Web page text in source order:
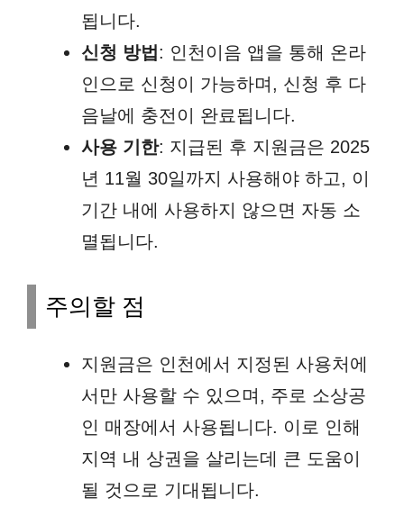
됩니다.
신청 방법: 인천이음 앱을 통해 온라
인으로 신청이 가능하며, 신청 후 다
음날에 충전이 완료됩니다.
사용 기한: 지급된 후 지원금은 2025
년 11월 30일까지 사용해야 하고, 이
기간 내에 사용하지 않으면 자동 소
멸됩니다.
주의할 점
지원금은 인천에서 지정된 사용처에
서만 사용할 수 있으며, 주로 소상공
인 매장에서 사용됩니다. 이로 인해
지역 내 상권을 살리는데 큰 도움이
될 것으로 기대됩니다.